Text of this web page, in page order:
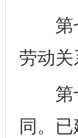
第七
劳动关
第十
同。